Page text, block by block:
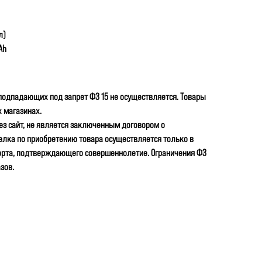
под запрет ФЗ 15 не осуществляется. Товары
сайт, не является заключенным договором о
по приобретению товара осуществляется только в
подтверждающего совершеннолетие. Ограничения ФЗ